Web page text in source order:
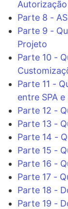
Autorização
Parte 8 -
Parte 9 -
Projeto
Parte 10 -
Parte 11 -
entre SPA e
Parte 12 -
Parte 13 -
Parte 14 -
Parte 15 -
Parte 16 -
Parte 17 -
Parte 18 -
Parte 19 -